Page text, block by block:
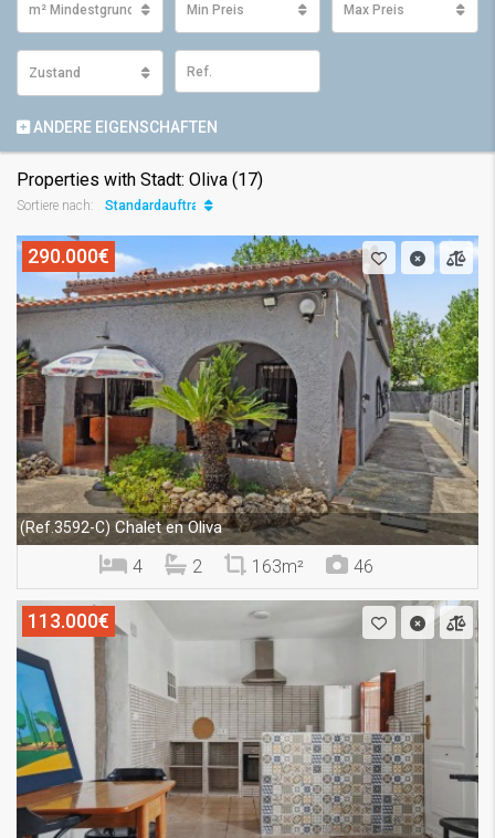
m² Mindestgrundfläche Min Preis Max Preis
Zustand
ANDERE EIGENSCHAFTEN
Properties with Stadt: Oliva (17)
Sortiere nach: Standardauftrag
290.000€
(Ref.3592-C) Chalet en Oliva
4 2 163m² 46
113.000€